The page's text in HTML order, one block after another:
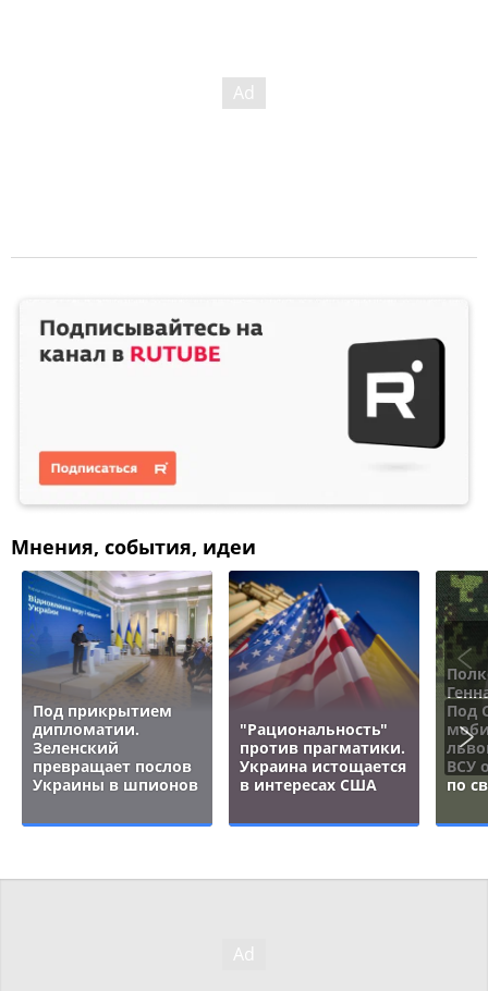
Мнения, события, идеи
Под прикрытием
дипломатии.
Зеленский
превращает послов
Украины в шпионов
"Рациональность"
против прагматики.
Украина истощается
в интересах США
Под
ВСУ
по